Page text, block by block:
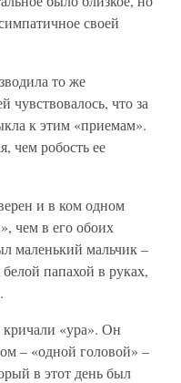
своей
то же
чувствовалось, что за
к этим «приемам».
чем робость ее
и в ком одном
чем в его обоих
маленький мальчик –
папахой в руках,
«ура». Он
– «одной головой» –
в этот день был